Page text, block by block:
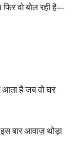
वो बोल रही है—
आता है जब वो घर
बार आवाज़ थोड़ा